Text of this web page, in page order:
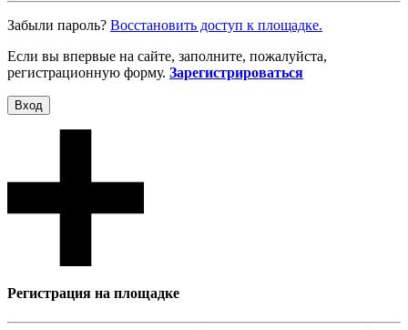
Забыли пароль? Восcтановить доступ к площадке.
Если вы впервые на сайте, заполните, пожалуйста,
регистрационную форму. Зарегистрироваться
Вход
Регистрация на площадке